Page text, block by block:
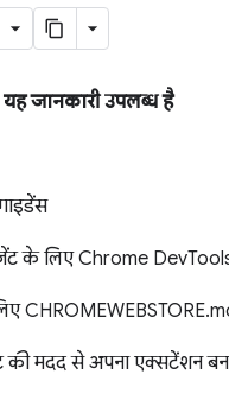
जानकारी उपलब्ध है
के लिए Chrome
की मदद से अपना एक्सटेंशन